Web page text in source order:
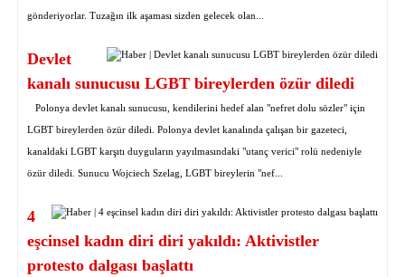
gönderiyorlar. Tuzağın ilk aşaması sizden gelecek olan...
Devlet
kanalı sunucusu LGBT bireylerden özür diledi
Polonya devlet kanalı sunucusu, kendilerini hedef alan "nefret dolu sözler" için
LGBT bireylerden özür diledi. Polonya devlet kanalında çalışan bir gazeteci,
kanaldaki LGBT karşıtı duyguların yayılmasındaki "utanç verici" rolü nedeniyle
özür diledi. Sunucu Wojciech Szelag, LGBT bireylerin "nef...
4
eşcinsel kadın diri diri yakıldı: Aktivistler
protesto dalgası başlattı